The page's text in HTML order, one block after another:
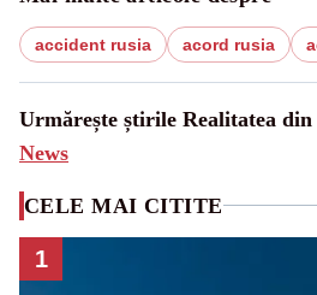
accident rusia acord rusia
Urmărește știrile Realitatea
News
CELE MAI CITITE
1